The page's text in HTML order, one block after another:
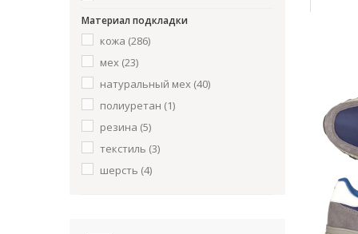
Voile Blanche
резина(5)
текстиль(12)
шерсть
Материал подкладки
кожа (286)
мех (23)
натуральный мех (40)
полиуретан (1)
резина (5)
текстиль (3)
шерсть (4)